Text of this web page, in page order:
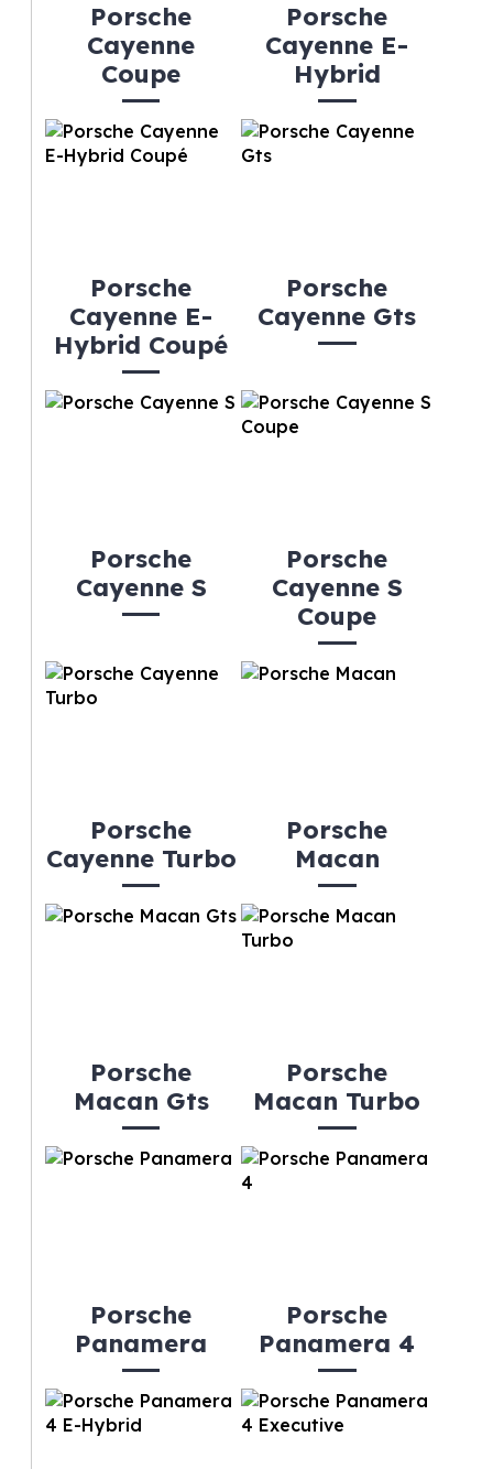
Porsche
Cayenne
Coupe
Porsche
Cayenne E-
Hybrid
Porsche
Cayenne E-
Hybrid Coupé
Porsche
Cayenne Gts
Porsche
Cayenne S
Porsche
Cayenne S
Coupe
Porsche
Cayenne Turbo
Porsche
Macan
Porsche
Macan Gts
Porsche
Macan Turbo
Porsche
Panamera
Porsche
Panamera 4